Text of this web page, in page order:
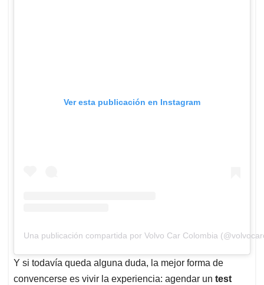
Ver esta publicación en Instagram
Una publicación compartida por Volvo Car Colombia
Y si todavía queda alguna duda, la mejor forma de
convencerse es vivir la experiencia: agendar un test